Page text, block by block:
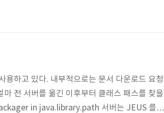
이션 환경 설정을 위해 Plug-In 기능을 제공
하고 있다. 내부적으로는 문서 다운로드 요청
전 서버를 옮긴 이후부터 클래스 패스를 찾을
in java.library.path 서버는 JEUS 를 쓰